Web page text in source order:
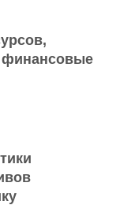
финансовые